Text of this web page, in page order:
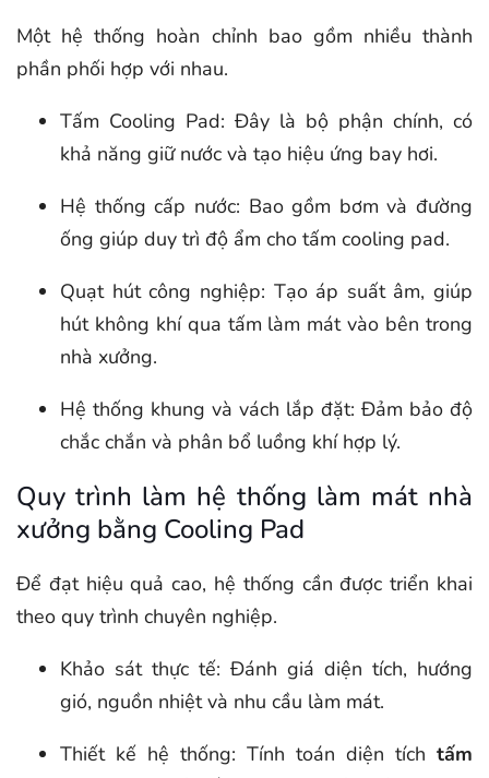
Một hệ thống hoàn chỉnh bao gồm nhiều thành
phần phối hợp với nhau.
Tấm Cooling Pad: Đây là bộ phận chính, có
khả năng giữ nước và tạo hiệu ứng bay hơi.
Hệ thống cấp nước: Bao gồm bơm và đường
ống giúp duy trì độ ẩm cho tấm cooling pad.
Quạt hút công nghiệp: Tạo áp suất âm, giúp
hút không khí qua tấm làm mát vào bên trong
nhà xưởng.
Hệ thống khung và vách lắp đặt: Đảm bảo độ
chắc chắn và phân bổ luồng khí hợp lý.
Quy trình làm hệ thống làm mát nhà
xưởng bằng Cooling Pad
Để đạt hiệu quả cao, hệ thống cần được triển khai
theo quy trình chuyên nghiệp.
Khảo sát thực tế: Đánh giá diện tích, hướng
gió, nguồn nhiệt và nhu cầu làm mát.
Thiết kế hệ thống: Tính toán diện tích tấm